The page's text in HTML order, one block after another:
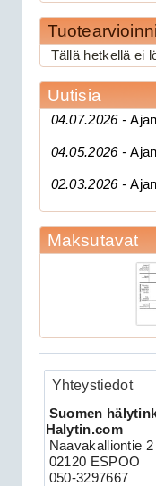
CAN
Clifford
Tällä hetkellä ei
Uutisia
04.07.2026 -
04.05.2026 -
02.03.2026 -
Maksutavat
Yhteystiedot
Suomen
Halytin.com
Naavakalliontie
02120 ESPOO
050-3297667